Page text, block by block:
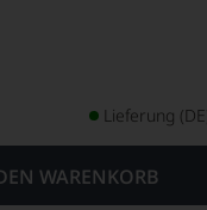
Lieferung
WARENKORB